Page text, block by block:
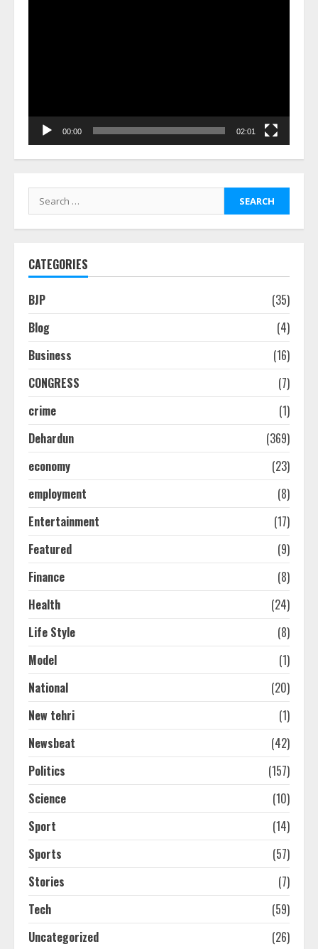
00:00 02:01
Search
for:
CATEGORIES
BJP
(35)
Blog
(4)
Business
(16)
CONGRESS
(7)
crime
(1)
Dehardun
(369)
economy
(23)
employment
(8)
Entertainment
(17)
Featured
(9)
Finance
(8)
Health
(24)
Life Style
(8)
Model
(1)
National
(20)
New tehri
(1)
Newsbeat
(42)
Politics
(157)
Science
(10)
Sport
(14)
Sports
(57)
Stories
(7)
Tech
(59)
Uncategorized
(26)